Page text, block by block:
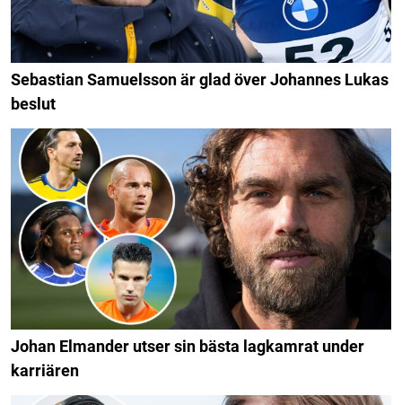
Sebastian Samuelsson är glad över Johannes Lukas
beslut
Johan Elmander utser sin bästa lagkamrat under
karriären